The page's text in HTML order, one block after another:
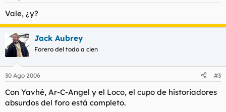
Vale, ¿y?
Jack Aubrey
Forero del todo a cien
30 Ago 2006 #3
Con Yavhé, Ar-C-Angel y el Loco, el cupo de historiadores
absurdos del foro está completo.